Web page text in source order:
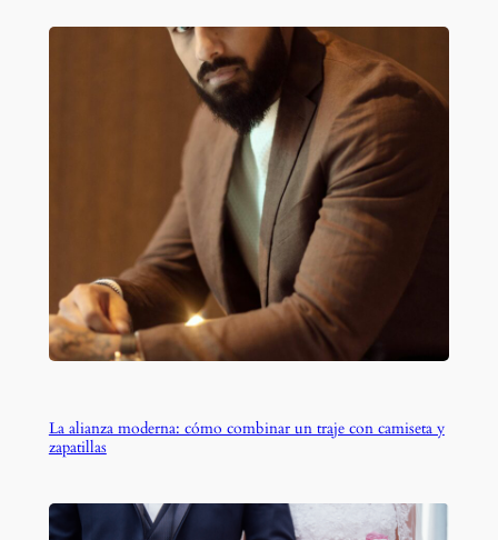
La alianza moderna: cómo combinar un traje con camiseta y
zapatillas